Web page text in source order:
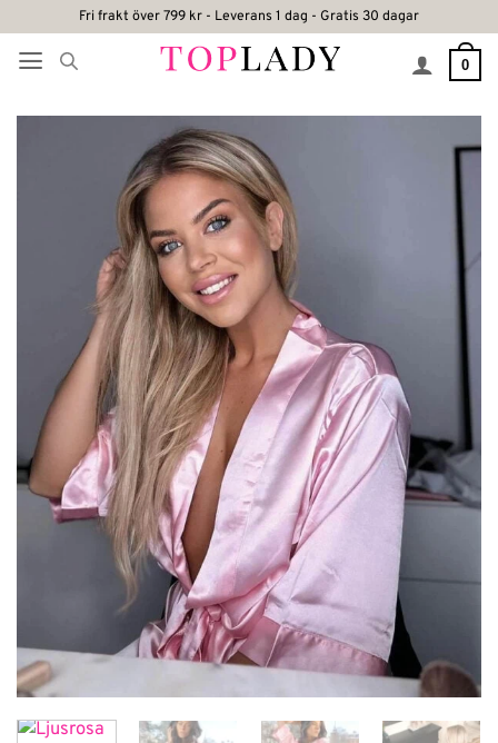
content
Fri frakt över 799 kr - Leverans 1 dag - Gratis 30 dagar
0